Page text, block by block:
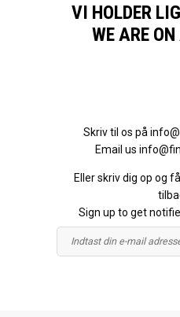
VI HOLDER
WE ARE
Skriv til os på
Email us
Eller skriv dig op og
Sign up to get